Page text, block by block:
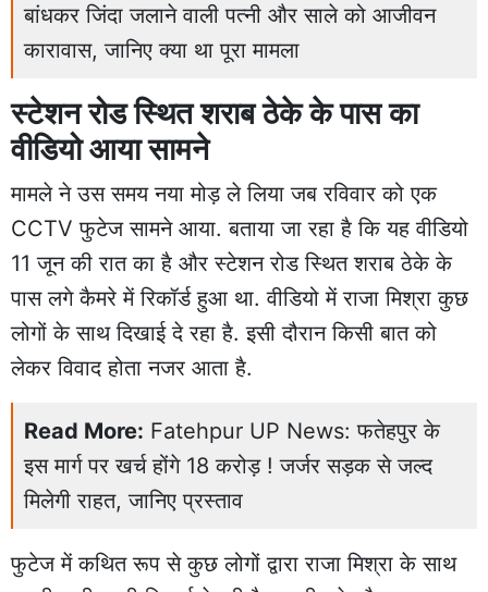
बांधकर जिंदा जलाने वाली पत्नी और साले को आजीवन
कारावास, जानिए क्या था पूरा मामला
स्टेशन रोड स्थित शराब ठेके के पास का
वीडियो आया सामने
मामले ने उस समय नया मोड़ ले लिया जब रविवार को एक
CCTV फुटेज सामने आया. बताया जा रहा है कि यह वीडियो
11 जून की रात का है और स्टेशन रोड स्थित शराब ठेके के
पास लगे कैमरे में रिकॉर्ड हुआ था. वीडियो में राजा मिश्रा कुछ
लोगों के साथ दिखाई दे रहा है. इसी दौरान किसी बात को
लेकर विवाद होता नजर आता है.
Read More: Fatehpur UP News: फतेहपुर के
इस मार्ग पर खर्च होंगे 18 करोड़ ! जर्जर सड़क से जल्द
मिलेगी राहत, जानिए प्रस्ताव
फुटेज में कथित रूप से कुछ लोगों द्वारा राजा मिश्रा के साथ